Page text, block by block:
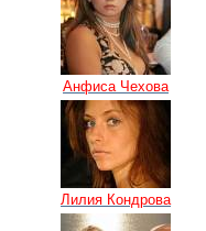
Анфиса Чехова
Лилия Кондрова